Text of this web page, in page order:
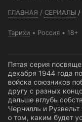
ГЛАВНАЯ / СЕРИАЛЫ /
Тарихи Россия 18+
Пятая серия
декабря 1944 года
войска союзников
другу с разных
дальше вглубь
Черчилль и
о том, каким будет